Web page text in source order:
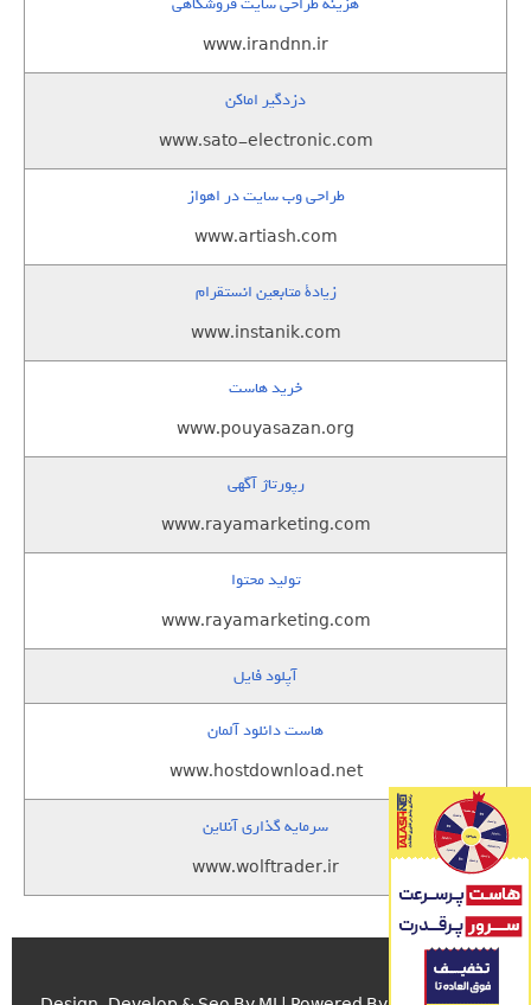
www.irandnn.ir
دزدگیر اماکن
www.sato-electronic.com
طراحی وب سایت در اهواز
www.artiash.com
زيادة متابعين انستقرام
www.instanik.com
خرید هاست
www.pouyasazan.org
رپورتاژ آگهی
www.rayamarketing.com
تولید محتوا
www.rayamarketing.com
آپلود فایل
هاست دانلود آلمان
www.hostdownload.net
سرمایه گذاری آنلاین
www.wolftrader.ir